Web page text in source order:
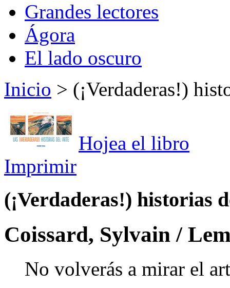
Grandes lectores
Ágora
El lado oscuro
Inicio > (¡Verdaderas!)
Hojea el libro
Imprimir
(¡Verdaderas!) historias
Coissard, Sylvain /
No volverás a mirar el